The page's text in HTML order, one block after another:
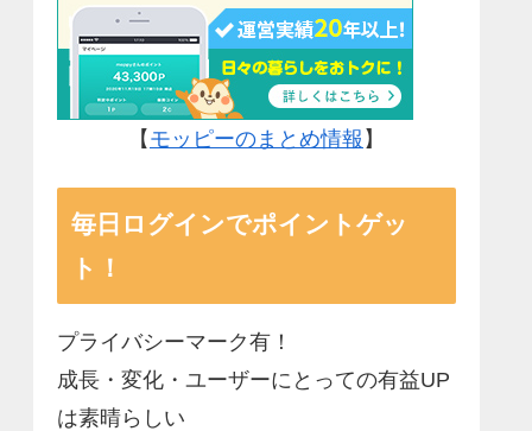
【 モッピーのまとめ情報 】
毎日ログインでポイントゲッ
ト！
プライバシーマーク有！
成長・変化・ユーザーにとっての有益UP
は素晴らしい